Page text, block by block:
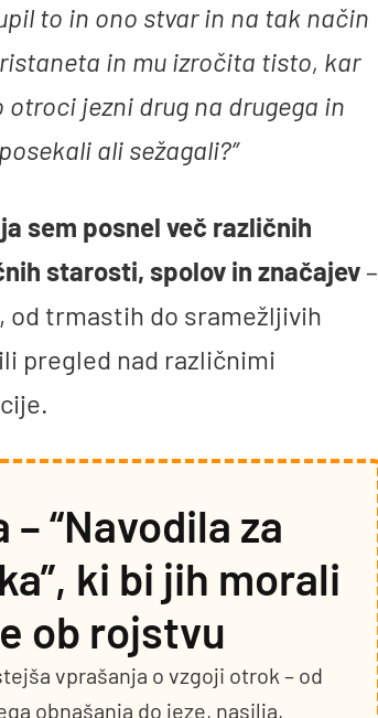
to in ono stvar in na tak način
in mu izročita tisto, kar
jezni drug na drugega in
ali sežagali?”
sem posnel več različnih
starosti, spolov in značajev –
od trmastih do sramežljivih
pregled nad različnimi
“Navodila za
ki bi jih morali
ob rojstvu
vprašanja o vzgoji otrok – od
obnašanja do jeze, nasilja,